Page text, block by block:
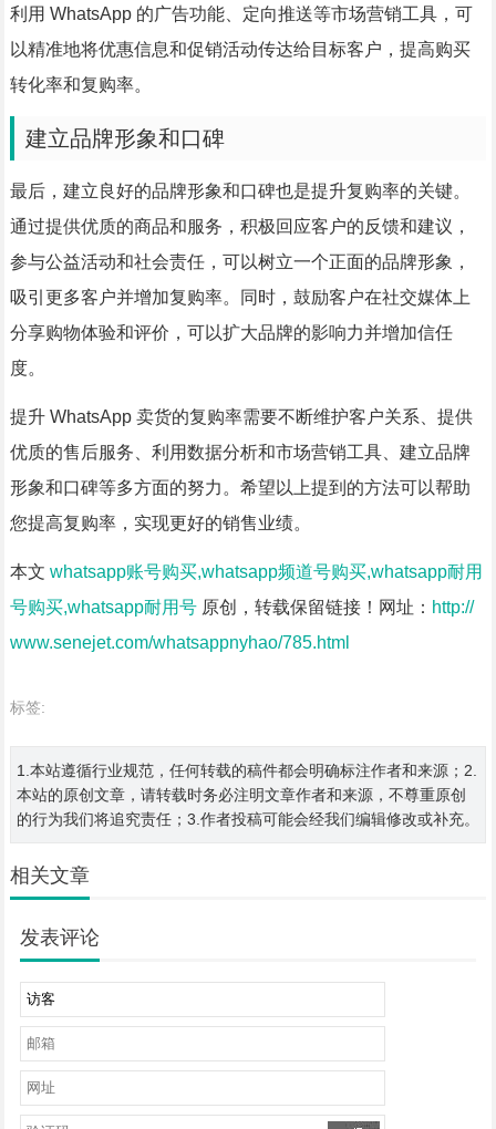
利用 WhatsApp 的广告功能、定向推送等市场营销工具，可
以精准地将优惠信息和促销活动传达给目标客户，提高购买
转化率和复购率。
建立品牌形象和口碑
最后，建立良好的品牌形象和口碑也是提升复购率的关键。
通过提供优质的商品和服务，积极回应客户的反馈和建议，
参与公益活动和社会责任，可以树立一个正面的品牌形象，
吸引更多客户并增加复购率。同时，鼓励客户在社交媒体上
分享购物体验和评价，可以扩大品牌的影响力并增加信任
度。
提升 WhatsApp 卖货的复购率需要不断维护客户关系、提供
优质的售后服务、利用数据分析和市场营销工具、建立品牌
形象和口碑等多方面的努力。希望以上提到的方法可以帮助
您提高复购率，实现更好的销售业绩。
本文 whatsapp账号购买,whatsapp频道号购买,whatsapp耐用
号购买,whatsapp耐用号原创，转载保留链接！网址： http://
www.senejet.com/whatsappnyhao/785.html
标签:
1.本站遵循行业规范，任何转载的稿件都会明确标注作者和来源；2.
本站的原创文章，请转载时务必注明文章作者和来源，不尊重原创
的行为我们将追究责任；3.作者投稿可能会经我们编辑修改或补充。
相关文章
发表评论